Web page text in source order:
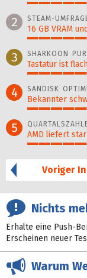
2 STEAM-
16 GB VRAM
3 SHARKOON
Tastatur ist
4 SANDISK
Bekannter
5 AMD liefert
Voriger
Nichts
Erhalte eine Push-
Erscheinen neuer
Warum